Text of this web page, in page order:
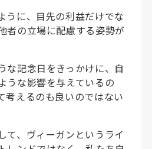
うに、目先の利益だけでな
者の立場に配慮する姿勢が
な記念日をきっかけに、自
うな影響を与えているの
考えるのも良いのではない
て、ヴィーガンというライ